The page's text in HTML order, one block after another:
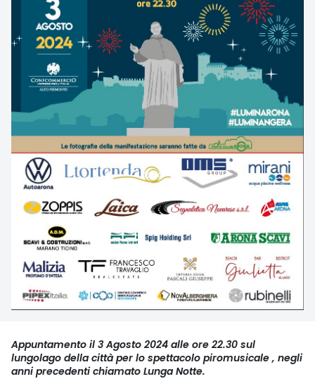
Appuntamento il 3 Agosto 2024 alle ore 22.30 sul
lungolago della città per lo spettacolo piromusicale , negli
anni precedenti chiamato Lunga Notte.